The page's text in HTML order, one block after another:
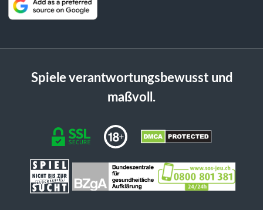
Spiele verantwortungsbewusst und
maßvoll.